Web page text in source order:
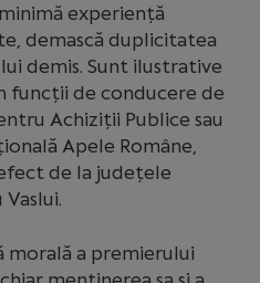
experiență
demască duplicitatea
demis. Sunt ilustrative
funcții de conducere de
Achiziții Publice sau
Apele Române,
de la județele
morală a premierului